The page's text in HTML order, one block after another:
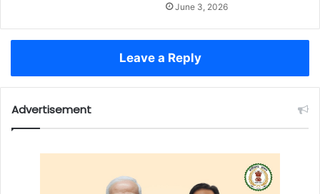
June 3, 2026
Leave a Reply
Advertisement